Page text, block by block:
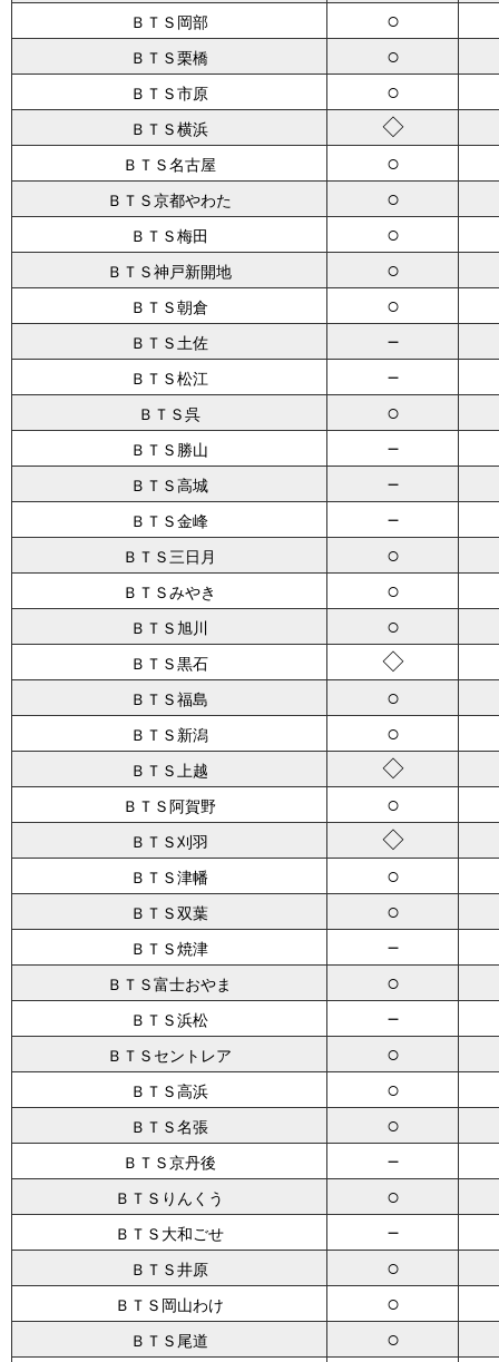
ＢＴＳ岡部 ○
ＢＴＳ栗橋 ○
ＢＴＳ市原 ○
ＢＴＳ横浜 ◇
ＢＴＳ名古屋 ○
ＢＴＳ京都やわた ○
ＢＴＳ梅田 ○
ＢＴＳ神戸新開地 ○
ＢＴＳ朝倉 ○
ＢＴＳ土佐 －
ＢＴＳ松江 －
ＢＴＳ呉 ○
ＢＴＳ勝山 －
ＢＴＳ高城 －
ＢＴＳ金峰 －
ＢＴＳ三日月 ○
ＢＴＳみやき ○
ＢＴＳ旭川 ○
ＢＴＳ黒石 ◇
ＢＴＳ福島 ○
ＢＴＳ新潟 ○
ＢＴＳ上越 ◇
ＢＴＳ阿賀野 ○
ＢＴＳ刈羽 ◇
ＢＴＳ津幡 ○
ＢＴＳ双葉 ○
ＢＴＳ焼津 －
ＢＴＳ富士おやま ○
ＢＴＳ浜松 －
ＢＴＳセントレア ○
ＢＴＳ高浜 ○
ＢＴＳ名張 ○
ＢＴＳ京丹後 －
ＢＴＳりんくう ○
ＢＴＳ大和ごせ －
ＢＴＳ井原 ○
ＢＴＳ岡山わけ ○
ＢＴＳ尾道 ○